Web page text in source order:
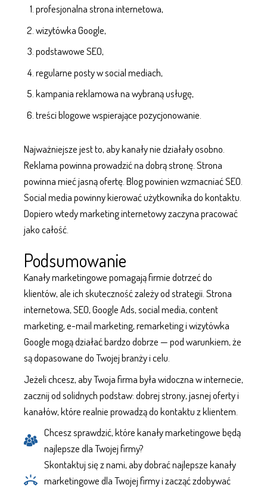
profesjonalna strona internetowa,
wizytówka Google,
podstawoweSEO,
regularne posty wsocial mediach,
kampania reklamowa na wybraną usługę,
treści blogowe wspierającepozycjonowanie
Najważniejsze jest to, aby kanały nie działały osobno.
Reklama powinna prowadzić na dobrą stronę. Strona
powinna mieć jasną ofertę. Blog powinien wzmacniaćSEO
Social media powinny kierować użytkownika do kontaktu.
Dopiero wtedymarketing internetowyzaczyna pracować
jako całość.
Podsumowanie
Kanały marketingowe pomagają firmie dotrzeć do
klientów, ale ich skuteczność zależy od strategii. Strona
internetowa, SEO, Google Ads, social media, content
marketing, e-mail marketing, remarketing i wizytówka
Google mogą działać bardzo dobrze — pod warunkiem, że
są dopasowane do Twojej branży i celu.
Jeżeli chcesz, aby Twoja firma była widoczna w internecie,
zacznij od solidnych podstaw: dobrej strony, jasnej oferty i
kanałów, które realnie prowadzą do kontaktu z klientem.
Chcesz sprawdzić, które kanały marketingowe będą
najlepsze dla Twojej firmy?
Skontaktuj się z nami, aby dobrać najlepsze kanały
marketingowe dla Twojej firmy i zacząć zdobywać